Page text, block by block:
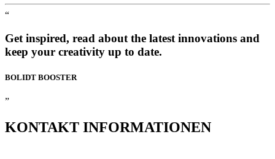
“
Get inspired, read about the latest innovations and
keep your creativity up to date.
BOLIDT BOOSTER
”
KONTAKT INFORMATIONEN